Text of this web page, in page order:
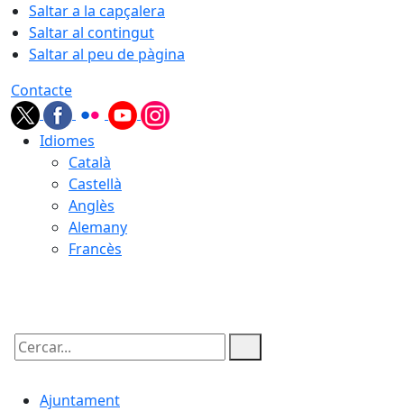
Saltar a la capçalera
Saltar al contingut
Saltar al peu de pàgina
Contacte
Idiomes
Català
Castellà
Anglès
Alemany
Francès
Cercar:
Ajuntament